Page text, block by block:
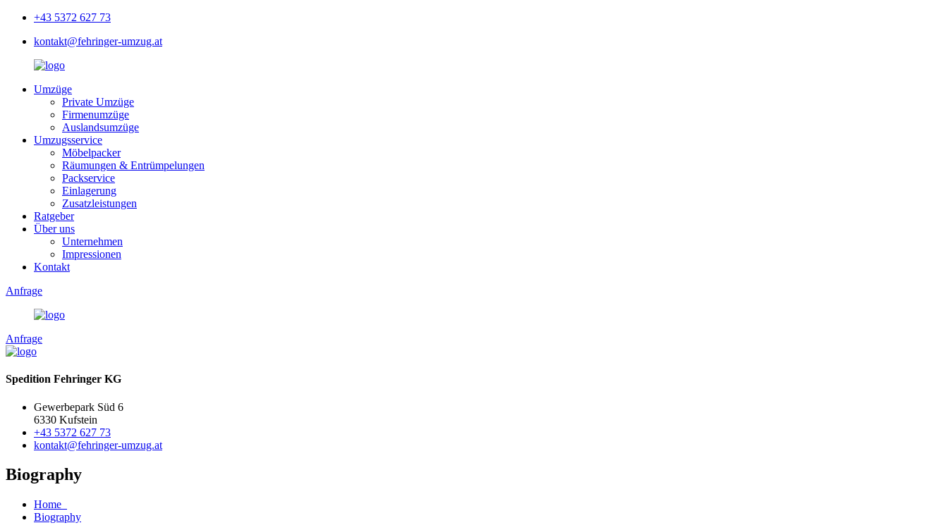
+43 5372 627 73
kontakt@fehringer-umzug.at
Umzüge
Private Umzüge
Firmenumzüge
Auslandsumzüge
Umzugsservice
Möbelpacker
Räumungen & Entrümpelungen
Packservice
Einlagerung
Zusatzleistungen
Ratgeber
Über uns
Unternehmen
Impressionen
Kontakt
Anfrage
Anfrage
Spedition Fehringer KG
Gewerbepark Süd 6
6330 Kufstein
+43 5372 627 73
kontakt@fehringer-umzug.at
Biography
Home
Biography